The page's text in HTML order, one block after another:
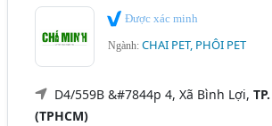
Được xác minh
Ngành:CHAI PET, PHÔI PET
D4/559B &#7844p 4, Xã Bình Lợi,
(TPHCM)